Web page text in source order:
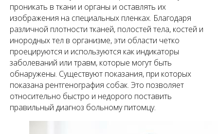
проникать в ткани и органы и оставлять их
изображения на специальных пленках. Благодаря
различной плотности тканей, полостей тела, костей и
инородных тел в организме, эти области четко
проецируются и используются как индикаторы
заболеваний или травм, которые могут быть
обнаружены. Существуют показания, при которых
показана рентгенография собак. Это позволяет
относительно быстро и недорого поставить
правильный диагноз больному питомцу.